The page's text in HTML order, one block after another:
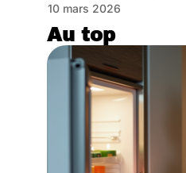
10 mars 2026
Au top